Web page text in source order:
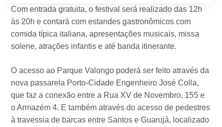
Com entrada gratuita, o festival será realizado das 12h
às 20h e contará com estandes gastronômicos com
comida típica italiana, apresentações musicais, missa
solene, atrações infantis e até banda itinerante.
O acesso ao Parque Valongo poderá ser feito através da
nova passarela Porto-Cidade Engenheiro José Colla,
que faz a conexão entre a Rua XV de Novembro, 155 e
o Armazém 4. E também através do acesso de pedestres
à travessia de barcas entre Santos e Guarujá, localizado